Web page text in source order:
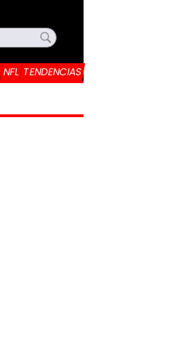
NFL TENDENCIAS